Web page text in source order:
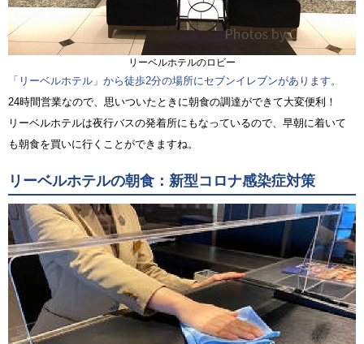
リーベルホテルのロビー
「リーベルホテル」から徒歩2分の場所にセブンイレブンがあります。
24時間営業なので、思いついたときに朝食の調達ができて大変便利！
リーベルホテルは夜行バスの発着所にもなっているので、早朝に着いて
も朝食を買いに行くことができますね。
リーベルホテルの朝食：新型コロナ感染症対策